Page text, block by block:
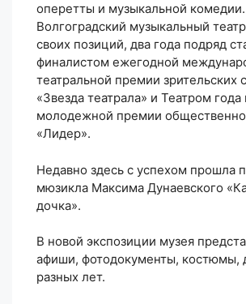
оперетты и музыкальной
Волгоградский музыкальный
своих позиций, два года подряд
финалистом ежегодной
театральной премии зрительских
«Звезда театрала» и Театром года
молодежной премии
«Лидер».
Недавно здесь с успехом прошла
мюзикла Максима Дунаевского
дочка».
В новой экспозиции музея
афиши, фотодокументы, костюмы,
разных лет.